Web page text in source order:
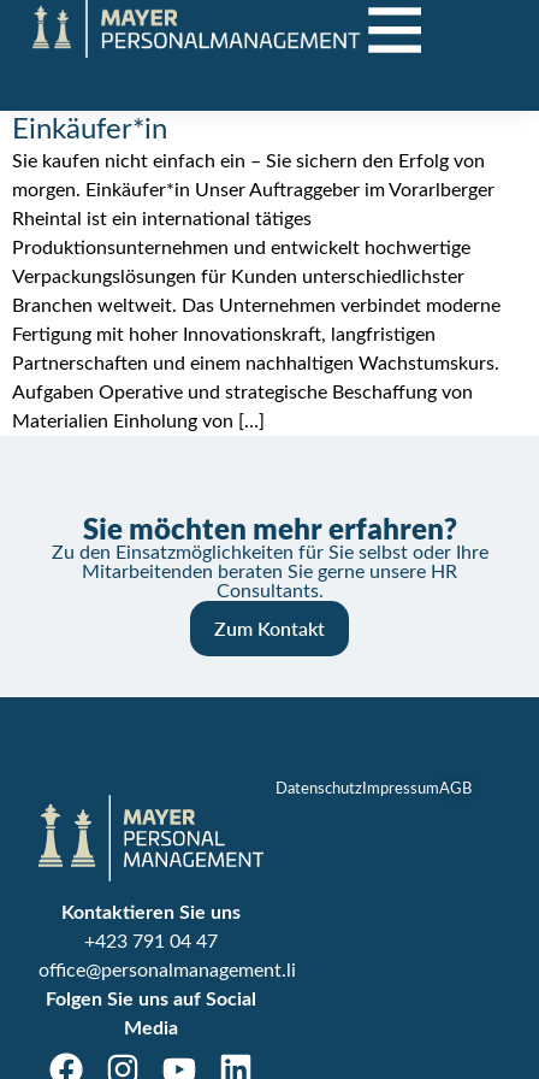
Einkäufer*in
Sie kaufen nicht einfach ein – Sie sichern den Erfolg von
morgen. Einkäufer*in Unser Auftraggeber im Vorarlberger
Rheintal ist ein international tätiges
Produktionsunternehmen und entwickelt hochwertige
Verpackungslösungen für Kunden unterschiedlichster
Branchen weltweit. Das Unternehmen verbindet moderne
Fertigung mit hoher Innovationskraft, langfristigen
Partnerschaften und einem nachhaltigen Wachstumskurs.
Aufgaben Operative und strategische Beschaffung von
Materialien Einholung von […]
Sie möchten mehr erfahren?
Zu den Einsatzmöglichkeiten für Sie selbst oder Ihre
Mitarbeitenden beraten Sie gerne unsere HR
Consultants.
Zum Kontakt
Kontaktieren Sie uns
+423 791 04 47
office@personalmanagement.li
Folgen Sie uns auf Social
Media
Datenschutz ImpressumAGB